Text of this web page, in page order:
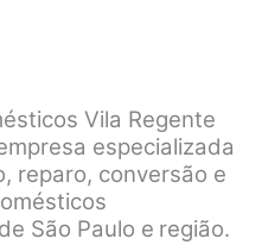
Vila Regente
especializada
reparo, conversão e
São Paulo e região.